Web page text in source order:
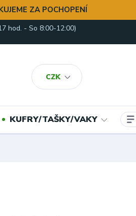
ZA POCHOPENÍ
CZK
hod. - So 8:00-12:00)
KUFRY/TAŠKY/VAKY